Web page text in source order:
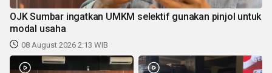
OJK Sumbar ingatkan UMKM selektif gunakan pinjol untuk
modal usaha
08 August 2026 2:13 WIB